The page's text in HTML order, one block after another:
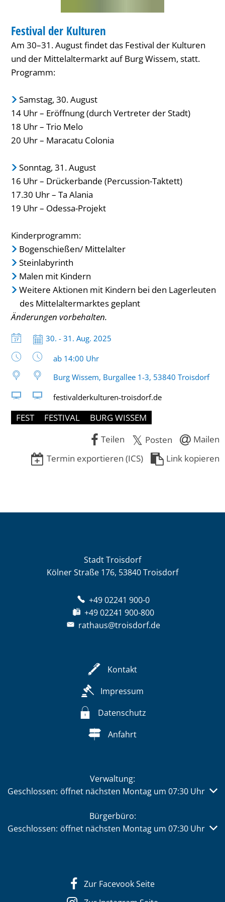
KATEGORIE: FESTIVAL
Festival der Kulturen
Am 30–31. August findet das Festival der Kulturen
und der Mittelaltermarkt auf Burg Wissem, statt.
Programm:
Samstag, 30. August
14 Uhr – Eröffnung (durch Vertreter der Stadt)
18 Uhr – Trio Melo
20 Uhr – Maracatu Colonia
Sonntag, 31. August
16 Uhr – Drückerbande (Percussion-Taktett)
17.30 Uhr – Ta Alania
19 Uhr – Odessa-Projekt
Kinderprogramm:
Bogenschießen/ Mittelalter
Steinlabyrinth
Malen mit Kindern
Weitere Aktionen mit Kindern bei den Lagerleuten
des Mittelaltermarktes geplant
Änderungen vorbehalten.
Datum:
30. - 31. Aug. 2025
Uhrzeit:
ab 14:00 Uhr
Burg Wissem, Burgallee 1-3, 53840 Troisdorf
festivalderkulturen-troisdorf.de
FEST FESTIVAL
BURG WISSEM
Teilen
Posten
Mailen
Termin exportieren (ICS)
Link kopieren
Stadt Troisdorf
Kölner Straße 176, 53840 Troisdorf
+49 02241 900-0
+49 02241 900-800
rathaus@troisdorf.de
Kontakt
Impressum
Datenschutz
Anfahrt
Verwaltung:
Klicken, um weitere Öffnungs- oder Schließzeiten
Geschlossen: öffnet nächsten Montag um 07:30 Uhr
Bürgerbüro:
Klicken, um weitere Öffnungs- oder Schließzeiten
Geschlossen: öffnet nächsten Montag um 07:30 Uhr
Zur Facevook Seite